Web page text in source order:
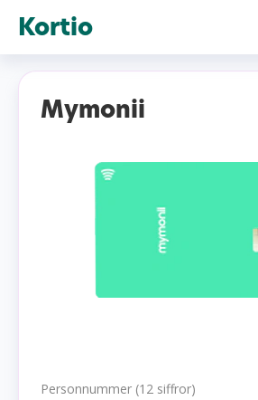
Kortio
Mymonii
Personnummer (12 siffror)